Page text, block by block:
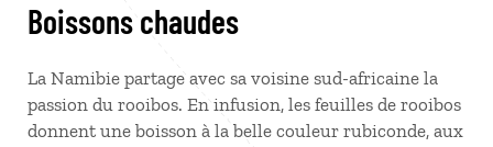
Boissons chaudes
La Namibie partage avec sa voisine sud-africaine la
passion du rooibos. En infusion, les feuilles de rooibos
donnent une boisson à la belle couleur rubiconde, aux